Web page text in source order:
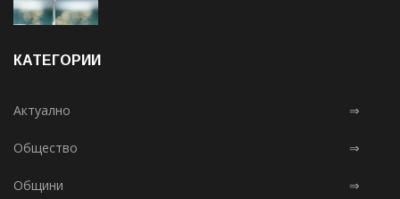
КАТЕГОРИИ
Актуално ⇒
Общество ⇒
Общини ⇒